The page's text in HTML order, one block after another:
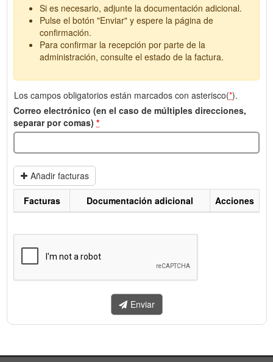
Si es necesario, adjunte la documentación adicional.
Pulse el botón "Enviar" y espere la página de
confirmación.
Para confirmar la recepción por parte de la
administración, consulte el estado de la factura.
Los campos obligatorios están marcados con asterisco(*).
Correo electrónico (en el caso de múltiples direcciones,
separar por comas) *
Añadir facturas
enviar.
Facturas Documentación adicional Acciones
Enviar